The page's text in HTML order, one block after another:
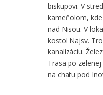
biskupovi. V
kameňolom, kde
nad Nisou. V
kostol Najsv.
kanalizáciu.
Trasa po
na chatu pod